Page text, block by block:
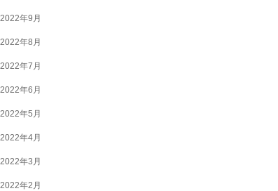
2022年9月
2022年8月
2022年7月
2022年6月
2022年5月
2022年4月
2022年3月
2022年2月